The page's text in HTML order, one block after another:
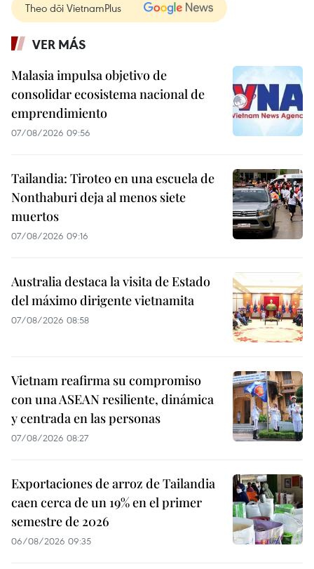
Theo dõi VietnamPlus
VER MÁS
Malasia impulsa objetivo de
consolidar ecosistema nacional de
emprendimiento
07/08/2026 09:56
Tailandia: Tiroteo en una escuela de
Nonthaburi deja al menos siete
muertos
07/08/2026 09:16
Australia destaca la visita de Estado
del máximo dirigente vietnamita
07/08/2026 08:58
Vietnam reafirma su compromiso
con una ASEAN resiliente, dinámica
y centrada en las personas
07/08/2026 08:27
Exportaciones de arroz de Tailandia
caen cerca de un 19% en el primer
semestre de 2026
06/08/2026 09:35